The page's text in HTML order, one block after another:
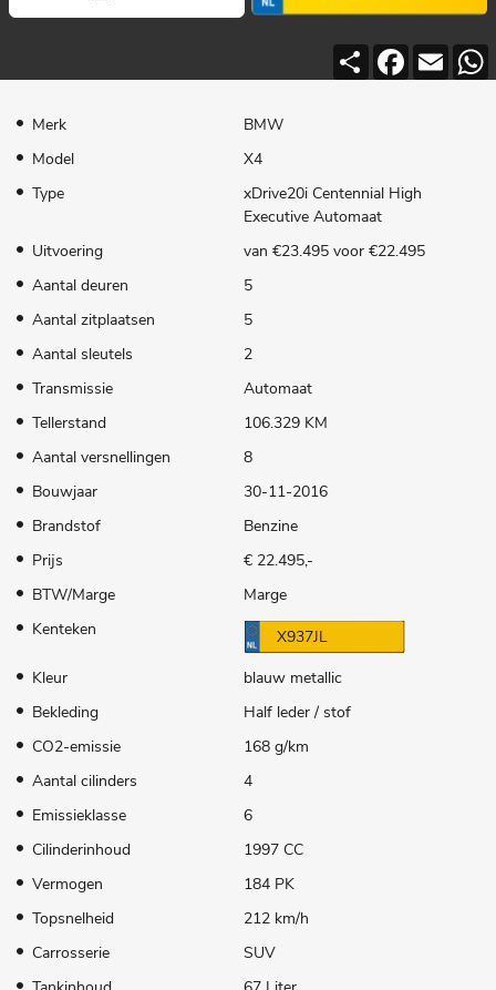
Deel Facebook
Email
Merk
BMW
Model
X4
Type
xDrive20i Centennial High
Executive Automaat
Uitvoering
van €23.495 voor €22.495
Aantal deuren
5
Aantal zitplaatsen
5
Aantal sleutels
2
Transmissie
Automaat
Tellerstand
106.329 KM
Aantal versnellingen
8
Bouwjaar
30-11-2016
Brandstof
Benzine
Prijs
€ 22.495,-
BTW/Marge
Marge
Kenteken
X937JL
Kleur
blauw metallic
Bekleding
Half leder / stof
CO2-emissie
168 g/km
Aantal cilinders
4
Emissieklasse
6
Cilinderinhoud
1997 CC
Vermogen
184 PK
Topsnelheid
212 km/h
Carrosserie
SUV